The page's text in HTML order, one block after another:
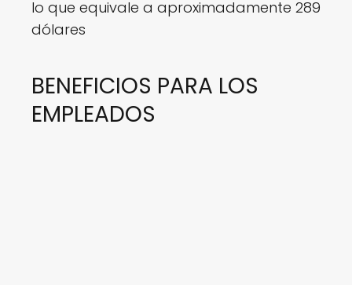
lo que equivale a aproximadamente 289
dólares
BENEFICIOS PARA LOS
EMPLEADOS